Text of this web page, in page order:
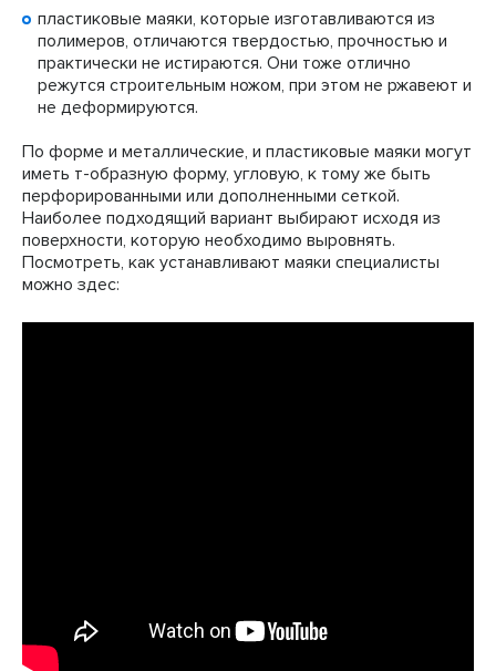
пластиковые маяки, которые изготавливаются из
полимеров, отличаются твердостью, прочностью и
практически не истираются. Они тоже отлично
режутся строительным ножом, при этом не ржавеют и
не деформируются.
По форме и металлические, и пластиковые маяки могут
иметь т-образную форму, угловую, к тому же быть
перфорированными или дополненными сеткой.
Наиболее подходящий вариант выбирают исходя из
поверхности, которую необходимо выровнять.
Посмотреть, как устанавливают маяки специалисты
можно здес: